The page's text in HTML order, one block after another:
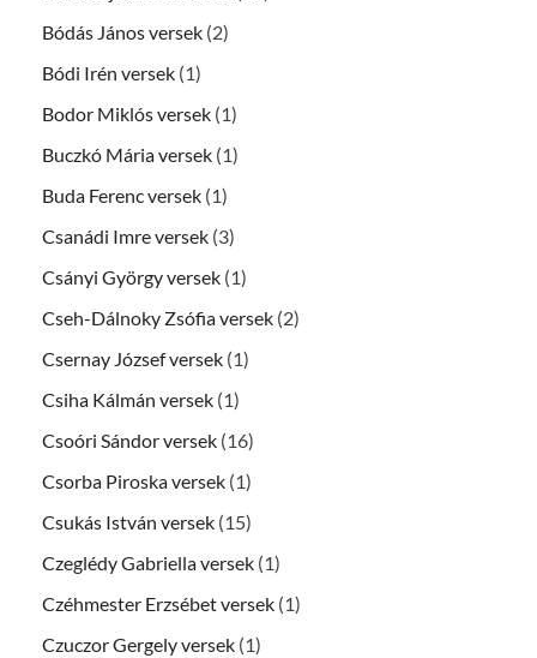
Bódás János versek (2)
Bódi Irén versek (1)
Bodor Miklós versek (1)
Buczkó Mária versek (1)
Buda Ferenc versek (1)
Csanádi Imre versek (3)
Csányi György versek (1)
Cseh-Dálnoky Zsófia versek (2)
Csernay József versek (1)
Csiha Kálmán versek (1)
Csoóri Sándor versek (16)
Csorba Piroska versek (1)
Csukás István versek (15)
Czeglédy Gabriella versek (1)
Czéhmester Erzsébet versek (1)
Czuczor Gergely versek (1)